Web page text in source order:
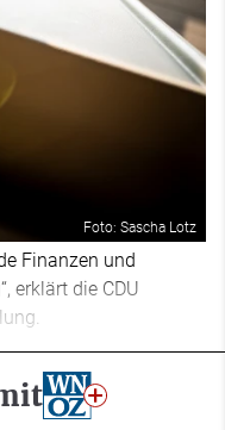
Foto: Sascha Lotz
Finanzen und
erklärt die CDU